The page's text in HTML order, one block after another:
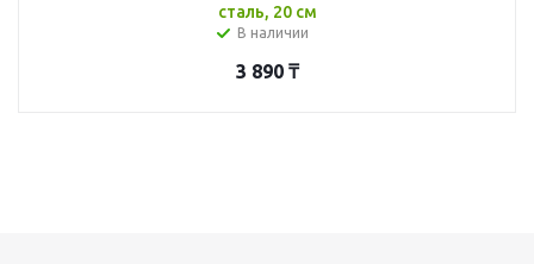
сталь, 20 см
В наличии
3 890 ₸